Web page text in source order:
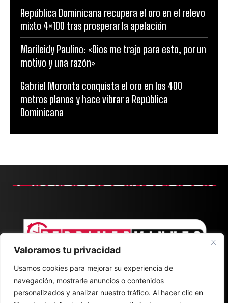
Valoramos tu privacidad
Usamos cookies para mejorar su experiencia de
navegación, mostrarle anuncios o contenidos
personalizados y analizar nuestro tráfico. Al hacer clic en
República Dominicana recupera el oro en el relevo
mixto 4×100 tras prosperar la apelación
Marileidy Paulino: «Dios me trajo para esto, por un
motivo y una razón»
Gabriel Moronta conquista el oro en los 400
metros planos y hace vibrar a República
Dominicana